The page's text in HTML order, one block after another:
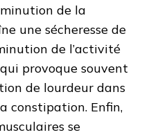
de la
une sécheresse de
de l’activité
provoque souvent
de lourdeur dans
constipation. Enfin,
se